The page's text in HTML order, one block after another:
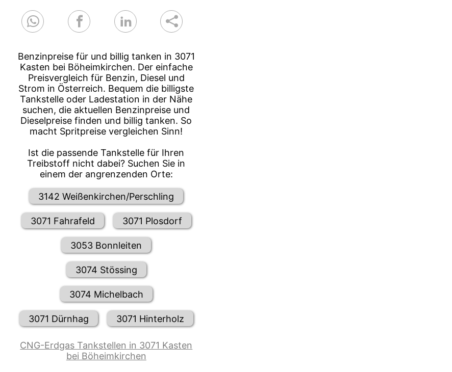
Benzinpreise für und billig tanken in 3071
Kasten bei Böheimkirchen. Der einfache
Preisvergleich für Benzin, Diesel und
Strom in Österreich. Bequem die billigste
Tankstelle oder Ladestation in der Nähe
suchen, die aktuellen Benzinpreise und
Dieselpreise finden und billig tanken. So
macht Spritpreise vergleichen Sinn!
Ist die passende Tankstelle für Ihren
Treibstoff nicht dabei? Suchen Sie in
einem der angrenzenden Orte:
3142 Weißenkirchen/Perschling
3071 Fahrafeld 3071 Plosdorf
3053 Bonnleiten
3074 Stössing
3074 Michelbach
3071 Dürnhag 3071 Hinterholz
CNG-Erdgas Tankstellen in 3071 Kasten
bei Böheimkirchen